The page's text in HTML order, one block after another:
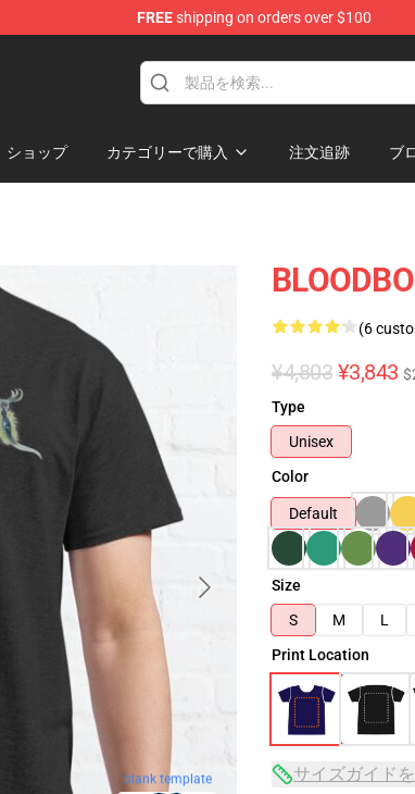
FREEshipping on orders over $100
ショップ カテゴリーで購入 注文追跡 ブ
blank template
(6
¥4,803 ¥3,843
Type
Unisex
Color
Default
Size
S
M L
Print Location
サイズガイド